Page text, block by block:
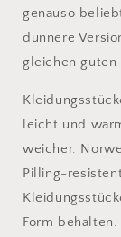
genauso
dünnere
gleichen guten
leicht und
weicher.
Pilling-
Form